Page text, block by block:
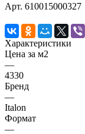
Арт. 610015000327
Характеристики
Цена за м2
—
4330
Бренд
—
Italon
Формат
—